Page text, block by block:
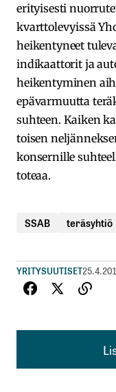
erityisesti
kvarttolevyissä
heikentyneet
indikaattorit ja
heikentyminen
epävarmuutta
suhteen. Kaiken
toisen
konsernille
toteaa.
SSAB teräsyhtiö
YRITYSUUTISET